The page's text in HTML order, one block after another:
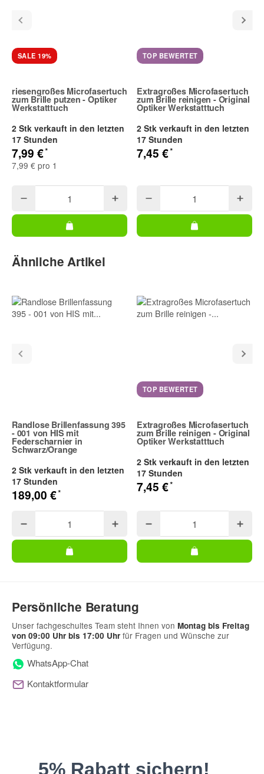
SALE 19%
riesengroßes Microfasertuch
zum Brille putzen - Optiker
Werkstatttuch
2 Stk verkauft in den letzten
17 Stunden
7,99 €*
7,99 € pro 1
TOP BEWERTET
Extragroßes Microfasertuch
zum Brille reinigen - Original
Optiker Werkstatttuch
2 Stk verkauft in den letzten
17 Stunden
7,45 €*
Ähnliche Artikel
Randlose Brillenfassung 395
- 001 von HIS mit
Federscharnier in
Schwarz/Orange
2 Stk verkauft in den letzten
17 Stunden
189,00 €*
TOP BEWERTET
Extragroßes Microfasertuch
zum Brille reinigen - Original
Optiker Werkstatttuch
2 Stk verkauft in den letzten
17 Stunden
7,45 €*
Persönliche Beratung
Unser fachgeschultes Team steht Ihnen von Montag bis Freitag
von 09:00 Uhr bis 17:00 Uhr für Fragen und Wünsche zur
Verfügung.
WhatsApp-Chat
Kontaktformular